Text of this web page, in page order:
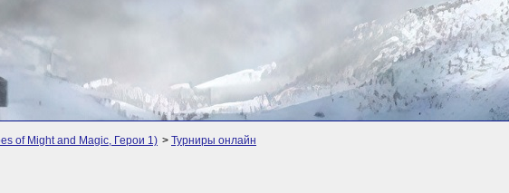
of Might and Magic, Герои 1) > Турниры онлайн